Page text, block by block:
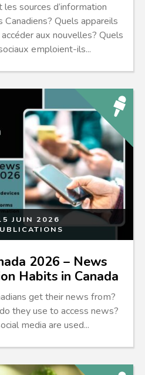
sources d’information
Canadiens? Quels appareils
aux nouvelles? Quels
emploient-ils...
JUIN 2026
2026 – News
Habits in Canada
get their news from?
they use to access news?
media are used...